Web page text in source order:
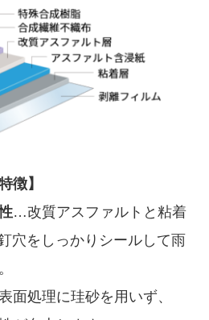
徴】
…改質アスファルトと粘着
穴をしっかりシールして雨
面処理に珪砂を用いず、